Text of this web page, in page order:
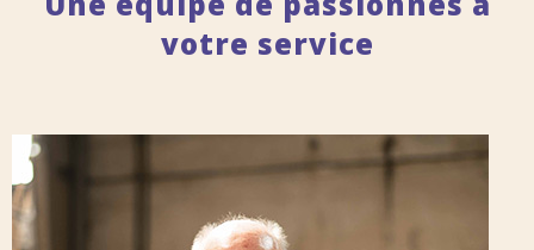
votre service